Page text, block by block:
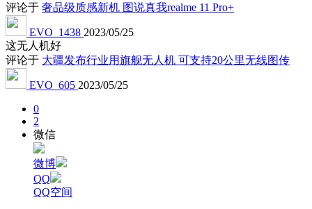
评论于 奢品级质感新机 图说真我realme 11 Pro+
EVO_1438 2023/05/25
这无人机好
评论于 大疆发布行业用旗舰无人机 可支持20公里无线图传
EVO_605 2023/05/25
0
2
微信
微博
QQ
QQ空间